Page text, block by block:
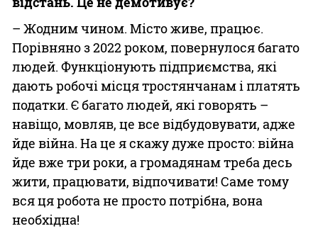
– Жодним чином. Місто живе, працює.
Порівняно з 2022 роком, повернулося багато
людей. Функціонують підприємства, які
дають робочі місця тростянчанам і платять
податки. Є багато людей, які говорять –
навіщо, мовляв, це все відбудовувати, адже
йде війна. На це я скажу дуже просто: війна
йде вже три роки, а громадянам треба десь
жити, працювати, відпочивати! Саме тому
вся ця робота не просто потрібна, вона
необхідна!